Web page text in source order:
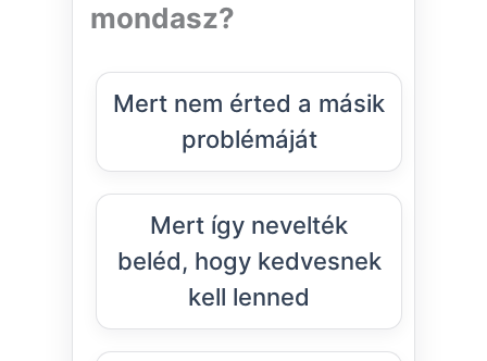
mondasz?
Mert nem érted a másik
problémáját
Mert így nevelték
beléd, hogy kedvesnek
kell lenned